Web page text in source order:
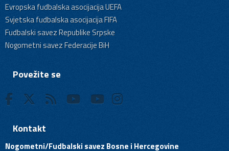
Evropska fudbalska asocijacija UEFA
Svjetska fudbalska asocijacija FIFA
Fudbalski savez Republike Srpske
Nogometni savez Federacije BiH
Povežite se
Kontakt
Nogometni/Fudbalski savez Bosne i Hercegovine